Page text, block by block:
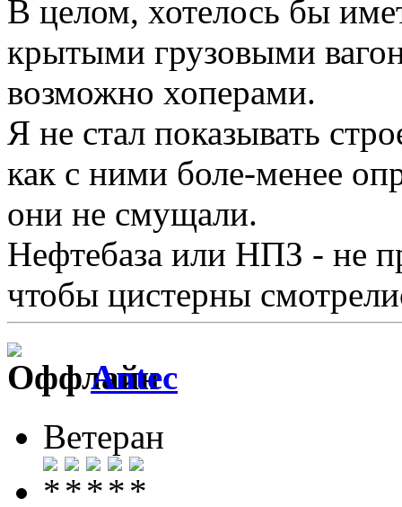
В целом, хотелось бы
крытыми грузовыми
возможно хоперами.
Я не стал показывать
как с ними боле-менее
они не смущали.
Нефтебаза или НПЗ - не
чтобы цистерны
Antec
Ветеран